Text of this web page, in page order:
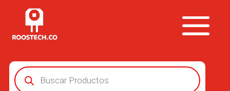
Búsqueda
de
productos